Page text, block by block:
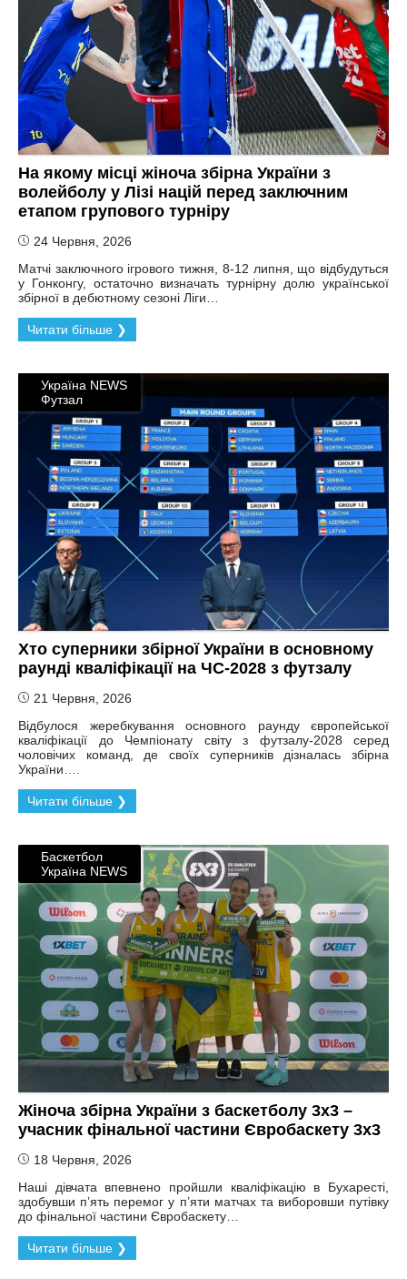
На якому місці жіноча збірна України з
волейболу у Лізі націй перед заключним
етапом групового турніру
24 Червня, 2026
Матчі заключного ігрового тижня, 8-12 липня, що відбудуться
у Гонконгу, остаточно визначать турнірну долю української
збірної в дебютному сезоні Ліги…
Читати більше ❯
Україна NEWS
Футзал
Хто суперники збірної України в основному
раунді кваліфікації на ЧС-2028 з футзалу
21 Червня, 2026
Відбулося жеребкування основного раунду європейської
кваліфікації до Чемпіонату світу з футзалу-2028 серед
чоловічих команд, де своїх суперників дізналась збірна
України….
Читати більше ❯
Баскетбол
Україна NEWS
Жіноча збірна України з баскетболу 3х3 –
учасник фінальної частини Євробаскету 3х3
18 Червня, 2026
Наші дівчата впевнено пройшли кваліфікацію в Бухаресті,
здобувши п’ять перемог у п’яти матчах та виборовши путівку
до фінальної частини Євробаскету…
Читати більше ❯